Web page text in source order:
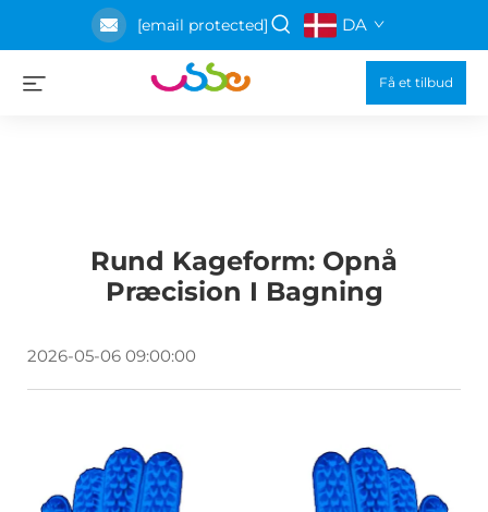
[email protected] DA
Få et tilbud
Rund Kageform: Opnå
Præcision I Bagning
2026-05-06 09:00:00